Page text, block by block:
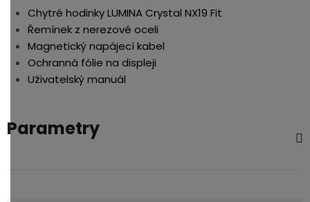
Chytré hodinky LUMINA Crystal NX19 Fit
Řemínek z nerezové oceli
Magnetický napájecí kabel
Ochranná fólie na displeji
Uživatelský manuál
Parametry